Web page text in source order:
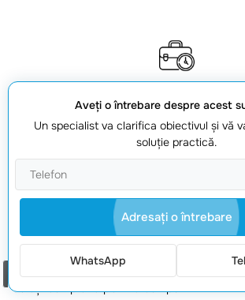
Experiență confirmată
Lucrăm din 2008 și livrăm proiecte stabile,
Portofoliu real
Peste 150 de proiecte finalizate: de la site-
soluții complexe pentru companii
Aveţi o întrebare despre acest
Un specialist va clarifica obiectivul şi vă
soluţie practică.
Adresaţi o întrebare
WhatsApp
Comanda un apel